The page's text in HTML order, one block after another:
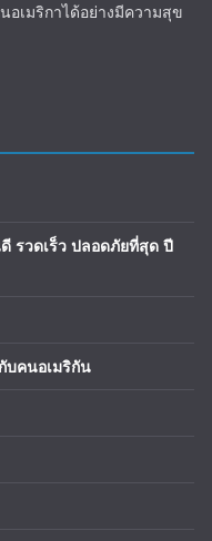
เมริกาได้อย่างมีความสุข
รวดเร็ว ปลอดภัยที่สุด ปี
บคนอเมริกัน